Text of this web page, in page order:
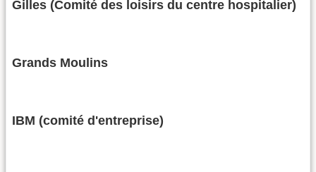
Gilles (Comité des loisirs du centre hospitalier)
Grands Moulins
IBM (comité d'entreprise)